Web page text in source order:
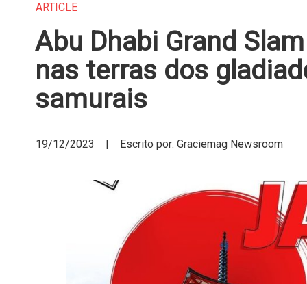
ARTICLE
Abu Dhabi Grand
nas terras dos
samurais
19/12/2023 | Escrito por: Graciemag Newsroom